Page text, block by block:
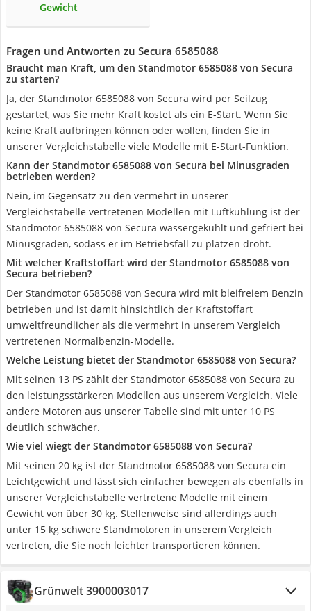
Gewicht
Fragen und Antworten zu Secura 6585088
Braucht man Kraft, um den Standmotor 6585088 von Secura
zu starten?
Ja, der Standmotor 6585088 von Secura wird per Seilzug
gestartet, was Sie mehr Kraft kostet als ein E-Start. Wenn Sie
keine Kraft aufbringen können oder wollen, finden Sie in
unserer Vergleichstabelle viele Modelle mit E-Start-Funktion.
Kann der Standmotor 6585088 von Secura bei Minusgraden
betrieben werden?
Nein, im Gegensatz zu den vermehrt in unserer
Vergleichstabelle vertretenen Modellen mit Luftkühlung ist der
Standmotor 6585088 von Secura wassergekühlt und gefriert bei
Minusgraden, sodass er im Betriebsfall zu platzen droht.
Mit welcher Kraftstoffart wird der Standmotor 6585088 von
Secura betrieben?
Der Standmotor 6585088 von Secura wird mit bleifreiem Benzin
betrieben und ist damit hinsichtlich der Kraftstoffart
umweltfreundlicher als die vermehrt in unserem Vergleich
vertretenen Normalbenzin-Modelle.
Welche Leistung bietet der Standmotor 6585088 von Secura?
Mit seinen 13 PS zählt der Standmotor 6585088 von Secura zu
den leistungsstärkeren Modellen aus unserem Vergleich. Viele
andere Motoren aus unserer Tabelle sind mit unter 10 PS
deutlich schwächer.
Wie viel wiegt der Standmotor 6585088 von Secura?
Mit seinen 20 kg ist der Standmotor 6585088 von Secura ein
Leichtgewicht und lässt sich einfacher bewegen als ebenfalls in
unserer Vergleichstabelle vertretene Modelle mit einem
Gewicht von über 30 kg. Stellenweise sind allerdings auch
unter 15 kg schwere Standmotoren in unserem Vergleich
vertreten, die Sie noch leichter transportieren können.
Grünwelt 3900003017